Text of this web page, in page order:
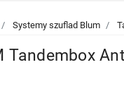
Systemy szuflad Blum
Tandembox